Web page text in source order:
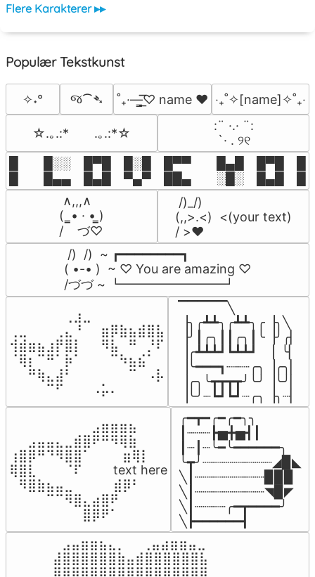
Flere Karakterer ▸▸
Populær Tekstkunst
✧˖° જ⁀➴ ˚₊·—̳͟͞͞♡ name ♥️ ‎‧₊˚✧[name]✧˚₊‧
☆.｡.:*　　.｡.:*☆
⠀:¨ ·.· ¨:⠀
⠀ `· . ୨୧⠀
█  █░░ █▀█ █░█ █▀▀  █▄█ █▀█
█  █▄▄ █▄█ ▀▄▀ ██▄  ░█░ █▄█
∧,,,∧
(  ̳• · • ̳)
/    づ♡
/)_/)
(,,>.<)  <(your text)
/ >❤️
/)  /)  ~ ┏━━━━━━━━┓
( •-• )  ~ ♡ You are amazing ♡
/づづ ~ ┗━━━━━━━━┛
⠀⠀⠀⠀⠀⠀⢀⣰⣀⠀⠀⠀⠀⠀⠀⠀⠀
⢀⣀⠀⠀⠀⢀⣄⠘⠀⠀⣶⡿⣷⣦⣾⣿⣧
⢺⣾⣶⣦⣰⡟⣿⡇⠀⠀⠻⣧⠀⠛⠀⡘⠏
⠈⢿⡆⠉⠛⠁⡷⠁⠀⠀⠀⠉⠳⣦⣮⠁⠀
⠀⠀⠛⢷⣄⣼⠃⠀⠀⠀⠀⠀⠀⠉⠀⠠⡧
⠀⠀⠀⠀⠉⠋⠀⠀⠀⠠⡥⠄⠀⠀⠀⠀⠀
▔▔▔▔▔╲
▕╮╭┻┻╮╭┻┻╮╭▕╮╲
▕╯┃╭╮┃┃╭╮┃╰▕╯╭▏
▕╭┻┻┻┛┗┻┻┛  ▕  ╰▏
▕╰━━━┓┈┈┈╭╮▕╭╮▏
▕╭╮╰┳┳┳┳╯╰╯▕╰╯▏
▕╰╯┈┗┛┗┛┈╭╮▕╮┈▏
⠀⠀⠀⠀⠀⠀⠀⠀⠀⣠⣶⣶⣶⣦⠀⠀
⠀⠀⣠⣤⣤⣄⣀⣾⣿⠟⠛⠻⢿⣷⠀
⢰⣿⡿⠛⠙⠻⣿⣿⠁⠀⠀ ⠀⣶⢿⡇
⢿⣿⣇⠀⠀⠀⠈⠏⠀⠀⠀ text here
⠀⠻⣿⣷⣦⣤⣀⠀⠀⠀ ⠀⣾⡿⠃⠀
⠀⠀⠀⠀⠉⠉⠻⣿⣄⣴⣿⠟⠀⠀⠀
⠀⠀⠀⠀⠀⠀⠀⠀⣿⡿⠟⠁⠀⠀⠀
╭━┳━╭━╭━╮╮
┃┈┈┈┣▅╋▅┫┃
┃┈┃┈╰━╰━━━━━━╮
╰┳╯┈┈┈┈┈┈┈┈┈◢▉◣
╲┃┈┈┈┈┈┈┈┈┈▉▉▉
╲┃┈┈┈┈┈┈┈┈┈◥▉◤
╲┃┈┈┈┈╭━┳━━━━╯
╲┣━━━━━━┫﻿
⠀⣠⣤⣶⣶⣦⣄⡀  ⠀⢀⣤⣴⣶⣶⣤⣀⠀
⣼⣿⣿⣿⣿⣿⣿⣷⣤⣾⣿⣿⣿⣿⣿⣿⣧
⣿⣿⣿⣿⣿⣿⣿⣿⣿⣿⣿⣿⣿⣿⣿⣿⣿